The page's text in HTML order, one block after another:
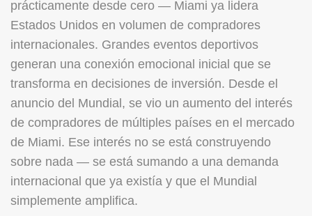
prácticamente desde cero — Miami ya lidera
Estados Unidos en volumen de compradores
internacionales. Grandes eventos deportivos
generan una conexión emocional inicial que se
transforma en decisiones de inversión. Desde el
anuncio del Mundial, se vio un aumento del interés
de compradores de múltiples países en el mercado
de Miami. Ese interés no se está construyendo
sobre nada — se está sumando a una demanda
internacional que ya existía y que el Mundial
simplemente amplifica.